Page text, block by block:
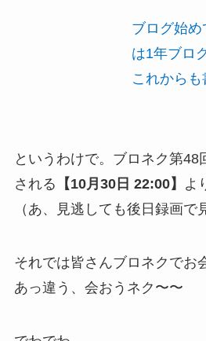
ブログ始
は1年ブロ
これから
というわけで。ブロネク第48
される 【10月30日 22:00】
よ
（あ、見逃しても後日録画で
それでは皆さんブロネクでお
あっ違う、会おうネク〜〜